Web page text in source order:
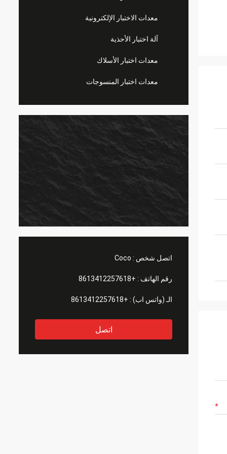
معدات الاختبار الإلكترونية
آلة اختبار الأحذية
معدات اختبار الأسلاك
معدات اختبار المنسوجات
اتصل شخص : Coco
رقم الهاتف : +8613412257618
الـ (واتس اب) : +8613412257618
اتصل